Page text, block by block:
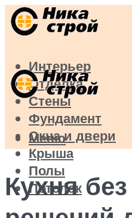
Интерьер
Отделка
Стены
Фундамент
Окна и двери
Крыша
Полы
Потолок
Меню
Кухня